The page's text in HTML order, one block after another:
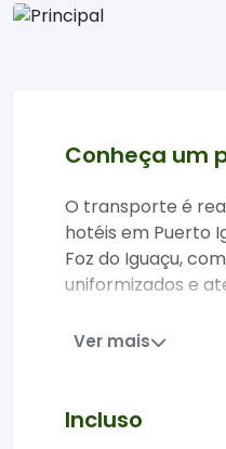
Conheça um
O transporte é
hotéis em Puerto
Foz do Iguaçu,
uniformizados e
A frota conta
climatizados e
confortável e
trajeto.
Ver mais
Incluso